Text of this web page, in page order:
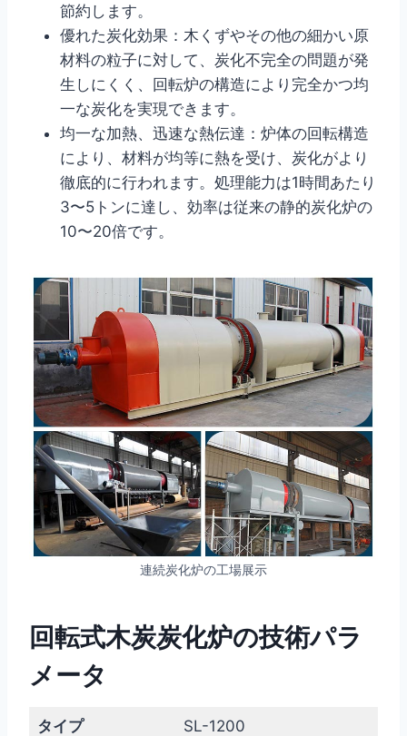
節約します。
優れた炭化効果：木くずやその他の細かい原
材料の粒子に対して、炭化不完全の問題が発
生しにくく、回転炉の構造により完全かつ均
一な炭化を実現できます。
均一な加熱、迅速な熱伝達：炉体の回転構造
により、材料が均等に熱を受け、炭化がより
徹底的に行われます。処理能力は1時間あたり
3〜5トンに達し、効率は従来の静的炭化炉の
10〜20倍です。
連続炭化炉の工場展示
回転式木炭炭化炉の技術パラ
メータ
タイプ SL-1200